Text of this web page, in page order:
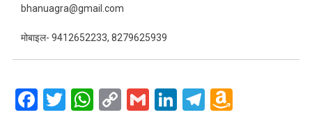
bhanuagra@gmail.com
मोबाइल- 9412652233, 8279625939
Facebook
Twitter
WhatsApp
CopyGmailLinkedIn
Telegram
Amazon